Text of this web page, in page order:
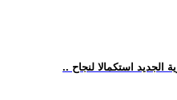
الجديد استكمالا لنجاح